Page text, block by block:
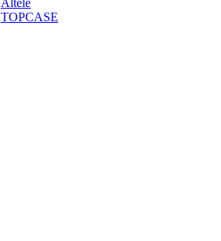
Altele
TOPCASE